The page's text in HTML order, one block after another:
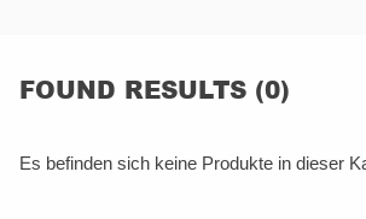
FOUND RESULTS (0)
Es befinden sich keine Produkte in dieser